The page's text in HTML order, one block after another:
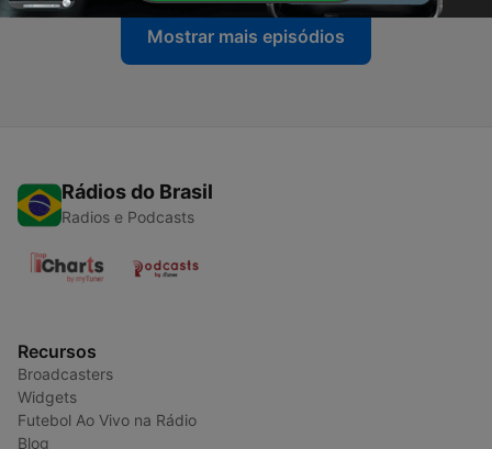
Mostrar mais episódios
Rádios do Brasil
Radios e Podcasts
Recursos
Broadcasters
Widgets
Futebol Ao Vivo na Rádio
Blog